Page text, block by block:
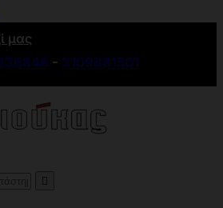
μας
- 2109881501
